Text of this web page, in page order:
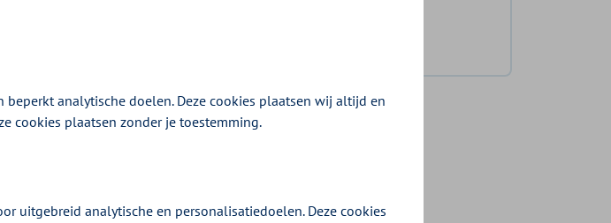
katheter is een buisje
afvoeren.
analytische doelen. Deze cookies plaatsen wij altijd en
cookies plaatsen zonder je toestemming.
uitgebreid analytische en personalisatiedoelen. Deze cookies